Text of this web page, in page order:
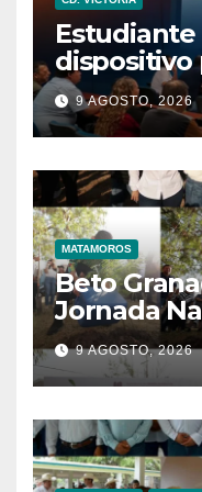
Estudiante
dispositivo
consumo
edificios
9 AGOSTO, 2026
MATAMOROS
Beto
Jornada
la9 AGOSTO, 2026